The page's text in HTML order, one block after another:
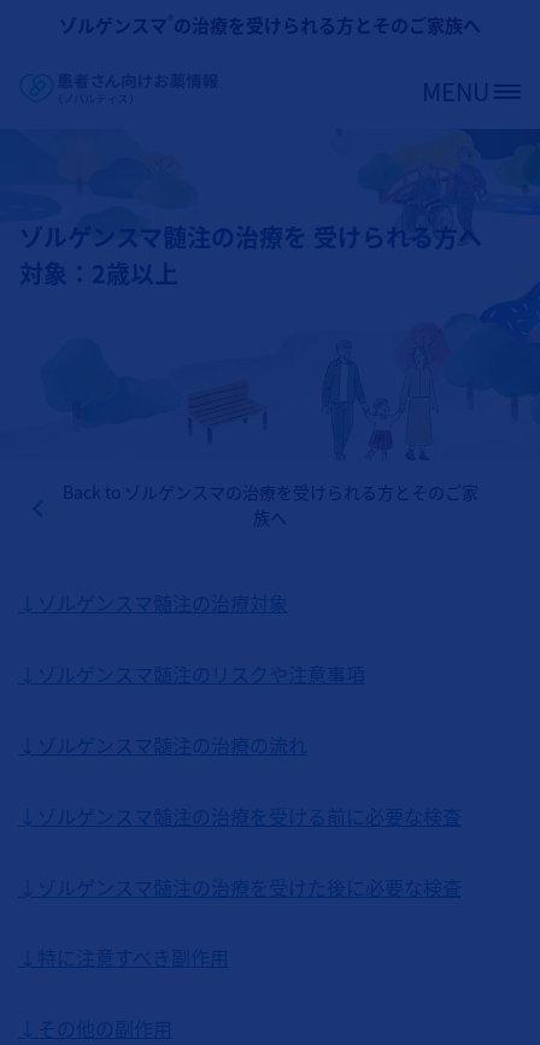
メインコンテンツに移動
ゾルゲンスマ の治療を受けられる方とそのご家族へ
Site Logo MENU
ゾルゲンスマ髄注の治療を 受けられる方へ
対象：2歳以上
Back to ゾルゲンスマの治療を受けられる方とそのご家
族へ
↓ゾルゲンスマ髄注の治療対象
↓ゾルゲンスマ髄注のリスクや注意事項
↓ゾルゲンスマ髄注の治療の流れ
↓ゾルゲンスマ髄注の治療を受ける前に必要な検査
↓ゾルゲンスマ髄注の治療を受けた後に必要な検査
↓特に注意すべき副作用
↓その他の副作用